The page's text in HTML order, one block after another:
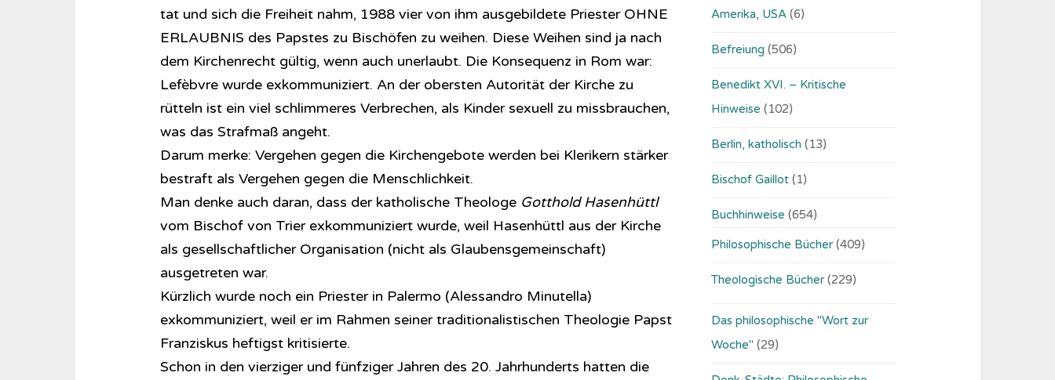
tat und sich die Freiheit nahm, 1988 vier von ihm ausgebildete Priester OHNE
ERLAUBNIS des Papstes zu Bischöfen zu weihen. Diese Weihen sind ja nach
dem Kirchenrecht gültig, wenn auch unerlaubt. Die Konsequenz in Rom war:
Lefèbvre wurde exkommuniziert. An der obersten Autorität der Kirche zu
rütteln ist ein viel schlimmeres Verbrechen, als Kinder sexuell zu missbrauchen,
was das Strafmaß angeht.
Darum merke: Vergehen gegen die Kirchengebote werden bei Klerikern stärker
bestraft als Vergehen gegen die Menschlichkeit.
Man denke auch daran, dass der katholische Theologe Gotthold Hasenhüttl
vom Bischof von Trier exkommuniziert wurde, weil Hasenhüttl aus der Kirche
als gesellschaftlicher Organisation (nicht als Glaubensgemeinschaft)
ausgetreten war.
Kürzlich wurde noch ein Priester in Palermo (Alessandro Minutella)
exkommuniziert, weil er im Rahmen seiner traditionalistischen Theologie Papst
Franziskus heftigst kritisierte.
Schon in den vierziger und fünfziger Jahren des 20. Jahrhunderts hatten die
Amerika, USA (6)
Befreiung (506)
Benedikt XVI. – Kritische
Hinweise (102)
Berlin, katholisch (13)
Bischof Gaillot (1)
Buchhinweise (654)
Philosophische Bücher (409)
Theologische Bücher (229)
Das philosophische "Wort zur
Woche" (29)